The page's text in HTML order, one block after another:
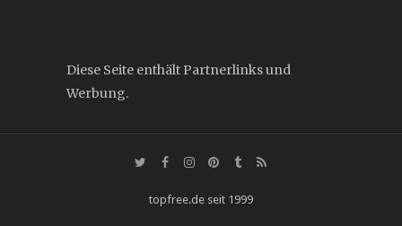
Diese Seite enthält Partnerlinks und
Werbung.
topfree.de seit 1999